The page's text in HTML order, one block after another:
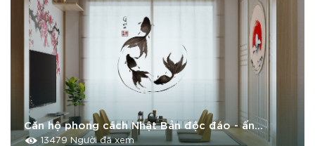
Căn hộ phong cách Nhật Bản độc đáo - ấn
tượng - tiện nghi
13479 Người đã xem